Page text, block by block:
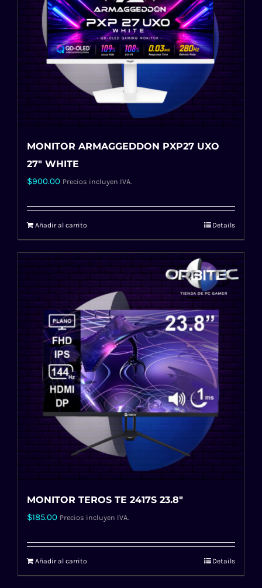
MONITOR ARMAGGEDDON PXP27 UXO
27″ WHITE
$900.00 Precios incluyen IVA.
Añadir al carrito Details
MONITOR TEROS TE 2417S 23.8″
$185.00 Precios incluyen IVA.
Añadir al carrito Details